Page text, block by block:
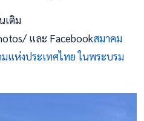
เติม
และ Facebookสมาคม
แห่งประเทศไทย ในพระบรม